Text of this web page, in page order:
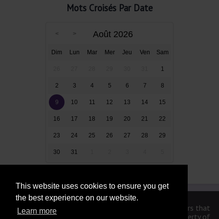
This website uses cookies to ensure you get
the best experience on our website.
Learn more
Mots Croisés Par Date
Août 2026
Dim Lun Mar Mer Jeu Ven Sam
1
2 3 4 5 6 7 8
9 10 11 12 13 14 15
16 17 18 19 20 21 22
23 24 25 26 27 28 29
30 31
We are in no way affiliated or endorsed by the publishers that
have created the games. All images and logos are property of